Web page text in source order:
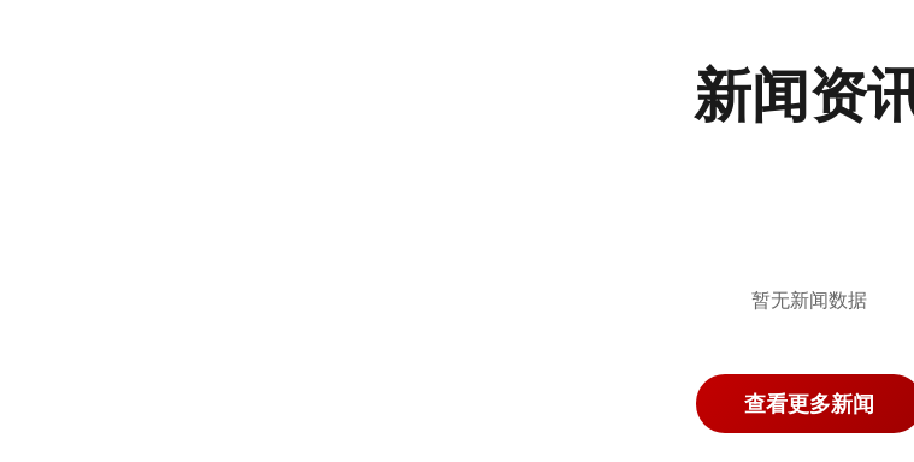
新闻资
暂无新闻数据
查看更多新闻